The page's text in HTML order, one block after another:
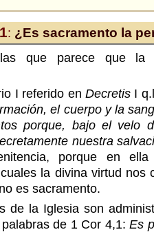
1: ¿Es sacramento la
que parece que la
I referido en DecretisI
el cuerpo y la
porque, bajo el velo
nuestra
porque en
la divina virtud nos
es sacramento.
de la Iglesia son
de 1 Cor 4,1:Es